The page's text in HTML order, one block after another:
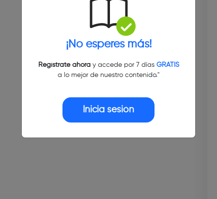
¡No esperes más!
Regístrate ahoray accede por 7 días GRATIS
a lo mejor de nuestro contenido."
Inicia sesión